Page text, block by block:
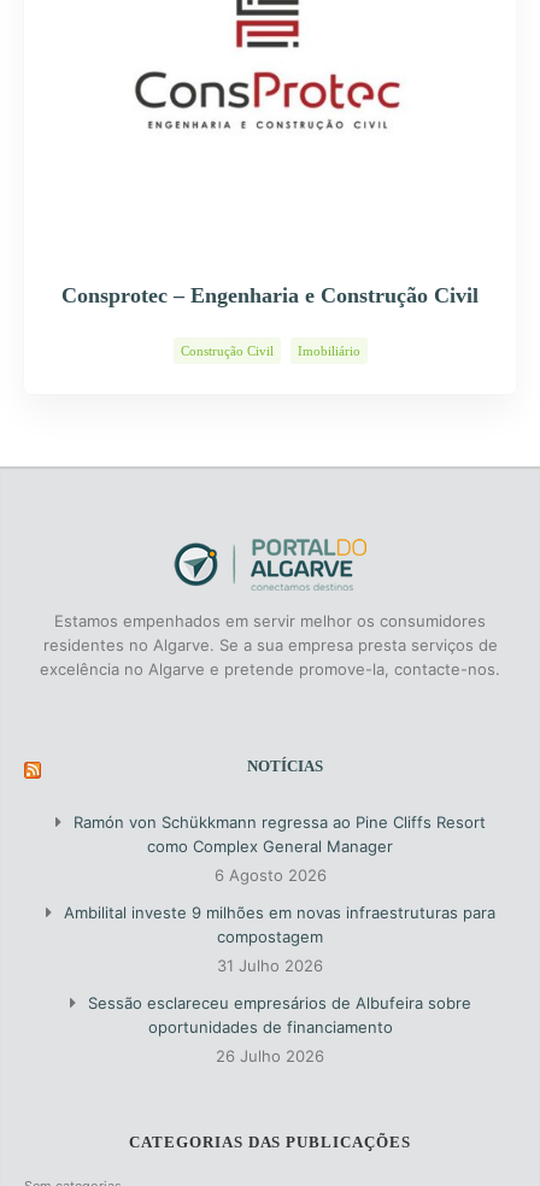
Consprotec – Engenharia e Construção Civil
Construção Civil Imobiliário
Estamos empenhados em servir melhor os consumidores
residentes no Algarve. Se a sua empresa presta serviços de
excelência no Algarve e pretende promove-la, contacte-nos.
NOTÍCIAS
Ramón von Schükkmann regressa ao Pine Cliffs Resort
como Complex General Manager
6 Agosto 2026
Ambilital investe 9 milhões em novas infraestruturas para
compostagem
31 Julho 2026
Sessão esclareceu empresários de Albufeira sobre
oportunidades de financiamento
26 Julho 2026
CATEGORIAS DAS PUBLICAÇÕES